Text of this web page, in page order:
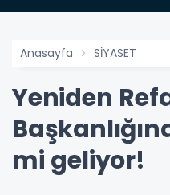
Anasayfa SİYASET
Yeniden
mi geliyor!